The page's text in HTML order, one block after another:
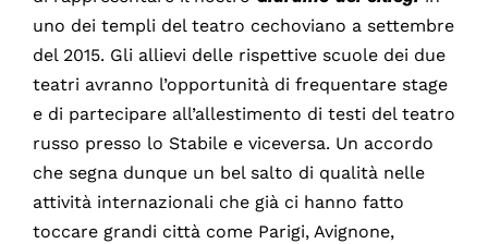
uno dei templi del teatro cechoviano a settembre
del 2015. Gli allievi delle rispettive scuole dei due
teatri avranno l’opportunità di frequentare stage
e di partecipare all’allestimento di testi del teatro
russo presso lo Stabile e viceversa. Un accordo
che segna dunque un bel salto di qualità nelle
attività internazionali che già ci hanno fatto
toccare grandi città come Parigi, Avignone,